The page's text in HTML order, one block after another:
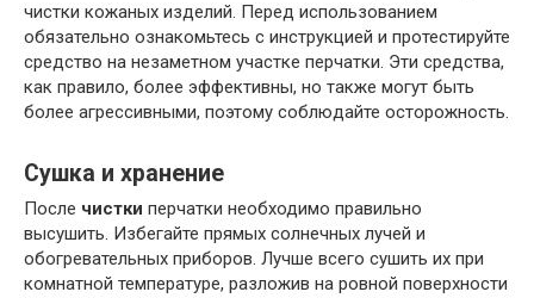
чистки кожаных изделий. Перед использованием
обязательно ознакомьтесь с инструкцией и протестируйте
средство на незаметном участке перчатки. Эти средства,
как правило, более эффективны, но также могут быть
более агрессивными, поэтому соблюдайте осторожность.
Сушка и хранение
После чистки перчатки необходимо правильно
высушить. Избегайте прямых солнечных лучей и
обогревательных приборов. Лучше всего сушить их при
комнатной температуре, разложив на ровной поверхности